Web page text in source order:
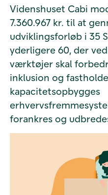
Videnshuset Cabi
7.360.967 kr. til at
udviklingsforløb i 35
yderligere 60, der
værktøjer skal
inklusion og
kapacitetsopbygges
forankres og